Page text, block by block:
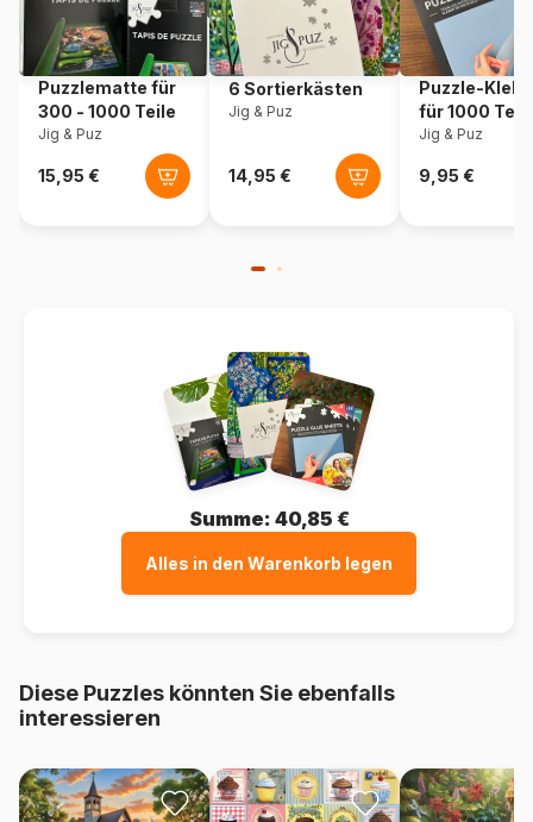
Maße 46 x 61 cm
Puzzlematte für
300 - 1000 Teile
Jig & Puz
6 Sortierkästen
Jig & Puz
Puzzle-
für 1000
Jig & Puz
Summe: 40,85 €
Alles in den Warenkorb legen
Diese Puzzles könnten Sie ebenfalls
interessieren